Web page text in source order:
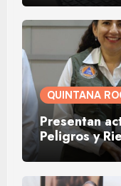
QUINTANA
Presentan
Peligros y